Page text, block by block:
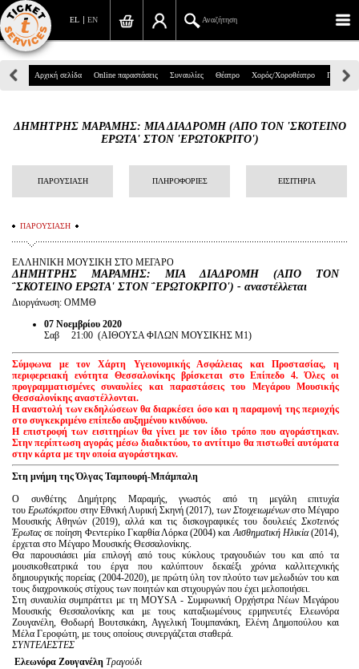
EN
EL Αναζήτηση
Πανεπιστημίου 39, Αθήνα
info@ticketservices.gr
Αναζήτηση
Σύνδεση/Εγγραφή
Αναζήτηση παραγγελίας
Πληροφορίες
Είσοδος διαχειριστή
Αρχική σελίδα Online παραστάσεις Συναυλίες Θέατρο Χορός/Χοροθέατρο Παιδικά
ΔΗΜΗΤΡΗΣ ΜΑΡΑΜΗΣ: ΜΙΑ ΔΙΑΔΡΟΜΗ (ΑΠΟ ΤΟΝ 'ΣΚΟΤΕΙΝΟ
ΕΡΩΤΑ' ΣΤΟΝ 'ΕΡΩΤΟΚΡΙΤΟ')
ΠΑΡΟΥΣΙΑΣΗ ΠΛΗΡΟΦΟΡΙΕΣ ΕΙΣΙΤΗΡΙΑ
ΠΑΡΟΥΣΙΑΣΗ
ΕΛΛΗΝΙΚΗ ΜΟΥΣΙΚΗ ΣΤΟ ΜΕΓΑΡΟ
ΔΗΜΗΤΡΗΣ ΜΑΡΑΜΗΣ: ΜΙΑ ΔΙΑΔΡΟΜΗ (ΑΠΟ ΤΟΝ
΅ΣΚΟΤΕΙΝΟ ΕΡΩΤΑ' ΣΤΟΝ ΅ΕΡΩΤΟΚΡΙΤΟ') - αναστέλλεται
Διοργάνωση: ΟΜΜΘ
07 Νοεμβρίου 2020
Σαβ 21:00 (ΑΙΘΟΥΣΑ ΦΙΛΩΝ ΜΟΥΣΙΚΗΣ Μ1)
Σύμφωνα με τον Χάρτη Υγειονομικής Ασφάλειας και Προστασίας, η
περιφερειακή ενότητα Θεσσαλονίκης βρίσκεται στο Επίπεδο 4. Όλες οι
προγραμματισμένες συναυλίες και παραστάσεις του Μεγάρου Μουσικής
Θεσσαλονίκης αναστέλλονται.
Η αναστολή των εκδηλώσεων θα διαρκέσει όσο και η παραμονή της περιοχής
στο συγκεκριμένο επίπεδο αυξημένου κινδύνου.
Η επιστροφή των εισιτηρίων θα γίνει με τον ίδιο τρόπο που αγοράστηκαν.
Στην περίπτωση αγοράς μέσω διαδικτύου, το αντίτιμο θα πιστωθεί αυτόματα
στην κάρτα με την οποία αγοράστηκαν.
Στη μνήμη της Όλγας Ταμπουρή-Μπάμπαλη
Ο συνθέτης Δημήτρης Μαραμής, γνωστός από τη μεγάλη επιτυχία
του Ερωτόκριτου στην Εθνική Λυρική Σκηνή (2017), των Στοιχειωμένωνστο Μέγαρο
Μουσικής Αθηνών (2019), αλλά και τις δισκογραφικές του δουλειές Σκοτεινός
Έρωτας σε ποίηση Φεντερίκο Γκαρθία Λόρκα (2004) καιΑισθηματική Ηλικία(2014),
έρχεται στο Μέγαρο Μουσικής Θεσσαλονίκης.
Θα παρουσιάσει μία επιλογή από τους κύκλους τραγουδιών του και από τα
μουσικοθεατρικά του έργα που καλύπτουν δεκαέξι χρόνια καλλιτεχνικής
δημιουργικής πορείας (2004-2020), με πρώτη ύλη τον πλούτο των μελωδιών του και
τους διαχρονικούς στίχους των ποιητών και στιχουργών που έχει μελοποιήσει.
Στη συναυλία συμπράττει με τη MOYSA - Συμφωνική Ορχήστρα Νέων Μεγάρου
Μουσικής Θεσσαλονίκης και με τους καταξιωμένους ερμηνευτές Ελεωνόρα
Ζουγανέλη, Θοδωρή Βουτσικάκη, Αγγελική Τουμπανάκη, Ελένη Δημοπούλου και
Μέλα Γεροφώτη, με τους οποίους συνεργάζεται σταθερά.
ΣΥΝΤΕΛΕΣΤΕΣ
Ελεωνόρα Ζουγανέλη Τραγούδι